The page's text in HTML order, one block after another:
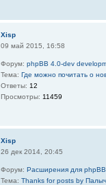
Xisp
09 май 2015, 16:58
Форум:phpBB 4.0-dev
Тема:Где можно почитать о
Ответы: 12
Просмотры: 11459
Xisp
26 дек 2014, 20:45
Форум:Расширения для
Тема:Thanks for posts by Палыч